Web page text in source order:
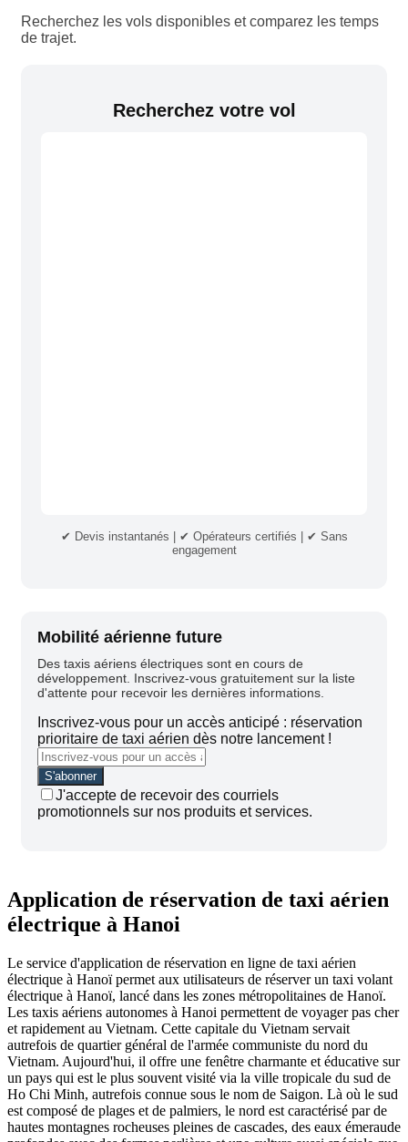
Recherchez les vols disponibles et comparez les temps
de trajet.
Recherchez votre vol
✔ Devis instantanés | ✔ Opérateurs certifiés | ✔ Sans
engagement
Mobilité aérienne future
Des taxis aériens électriques sont en cours de
développement. Inscrivez-vous gratuitement sur la liste
d'attente pour recevoir les dernières informations.
Inscrivez-vous pour un accès anticipé : réservation
prioritaire de taxi aérien dès notre lancement !
J'accepte de recevoir des courriels
promotionnels sur nos produits et services.
Application de réservation de taxi aérien
électrique à Hanoi
Le service d'application de réservation en ligne de taxi aérien
électrique à Hanoï permet aux utilisateurs de réserver un taxi volant
électrique à Hanoï, lancé dans les zones métropolitaines de Hanoï.
Les taxis aériens autonomes à Hanoi permettent de voyager pas cher
et rapidement au Vietnam. Cette capitale du Vietnam servait
autrefois de quartier général de l'armée communiste du nord du
Vietnam. Aujourd'hui, il offre une fenêtre charmante et éducative sur
un pays qui est le plus souvent visité via la ville tropicale du sud de
Ho Chi Minh, autrefois connue sous le nom de Saigon. Là où le sud
est composé de plages et de palmiers, le nord est caractérisé par de
hautes montagnes rocheuses pleines de cascades, des eaux émeraude